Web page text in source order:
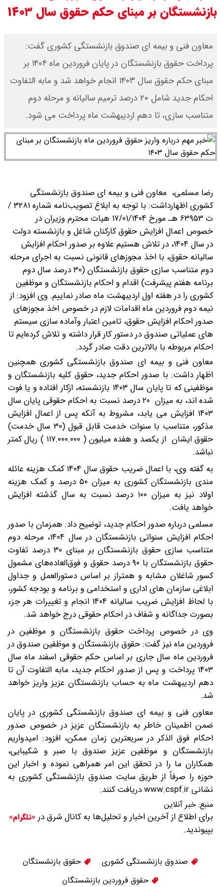
سی ان ان گزارش داد : ترامپ ۲ سنگر
سنتی جمهوری‌خواهان را از دست می
دهد؟
بنزین برای دولت چقدر تمام می شود؟
درصد افزایش می دهند
بازنشستگان بر مبنای حکم حقوق سال ۱۴۰۳
معاون فنی و بیمه ای صندوق بازنشستگی کشوری گفت:
پرداخت حقوق بازنشستگان در پایان فروردین ماه ۱۴۰۴ بر
مبنای حکم حقوق سال ۱۴۰۳ انجام خواهد شد و مابه التفاوت
احکام جدید شامل ۲۰ درصد ترمیم سالیانه و مرحله دوم
متناسب سازی، تا دهم اردیبهشت ماه پرداخت می شود.
رضا مسلمی، معاون فنی و بیمه ای صندوق بازنشستگی
کشوری اظهارداشت: با توجه به ابلاغ تصویب‌نامه شماره ۳۲۸۱ /
ت ۶۳۹۵۳ هـ مورخ ۱۷/۰۱/۱۴۰۴ هیات محترم وزیران در
خصوص اعمال افزایش حقوق کارکنان شاغل و بازنشسته دولت
در سال ۱۴۰۴، در تلاش هستیم علاوه بر صدور احکام افزایش
سالیانه حقوق، با اخذ مجوزهای قانونی نسبت به اجرای مرحله
دوم متناسب سازی حقوق بازنشستگان (۳۰ درصد سال دوم
برنامه هفتم پیشرفت) اقدام و احکام بازنشستگان و موظفین
کشوری را در هفته اول اردیبهشت ماه صادر نماییم. وی افزود: از
نیمه دوم فروردین ماه اقدامات لازم در خصوص اخذ مجوزهای
صدور احکام افزایش حقوق، تامین اعتبار وآماده سازی سیستم
های عملیاتی صندوق در دستور کار قرار داشته و تلاش کرده‌ایم تا
احکام مربوطه با بالاترین دقت صادر گردد.
معاون فنی و بیمه ای صندوق بازنشستگی کشوری همچنین
اظهار داشت: با صدور احکام جدید، حقوق کلیه بازنشستگان و
موظفینی که تا پایان سال ۱۴۰۳ بازنشسته، ازکار افتاده و یا فوت
شده اند، به میزان ۲۰ درصد نسبت به احکام حقوقی پایان سال
۱۴۰۳ افزایش می یابد، مشروط به آنکه پس از اعمال افزایش
مذکور، متناسب با سنوات خدمت قابل قبول (۳۰ سال خدمت)
حقوق ایشان از یکصد و هفده میلیون ( ۱۱۷.۰۰۰.۰۰۰ ) ریال کمتر
نباشد.
به گفته وی، با اعمال ضریب حقوق سال ۱۴۰۴ کمک هزینه عائله
مندی بازنشستگان کشوری به میزان ۵۰ درصد و کمک هزینه
اولاد نیز به میزان ۱۰۰ درصد نسبت به سال گذشته افزایش
خواهد یافت.
مسلمی درباره صدور احکام جدید، توضیح داد: همزمان با صدور
احکام افزایش سنواتی بازنشستگان در سال ۱۴۰۴، مرحله دوم
متناسب سازی حقوق بازنشستگان بر مبنای ۳۰ درصد تفاوت
حقوق بازنشستگان با ۹۰ درصد حقوق و فوق‌العاده‌های مشمول
کسور شاغلان مشابه و همتراز بر اساس دستورالعمل و جداول
ابلاغی سازمان های اداری و استخدامی و برنامه و بودجه کشور،
با لحاظ افزایش ضریب سالیانه ۱۴۰۴ انجام و تغییرات هر جزء
بصورت جداگانه و شفاف در احکام حقوقی درج خواهد شد.
وی در خصوص پرداخت حقوق بازنشستگان و موظفین در
فروردین ماه نیز گفت: حقوق بازنشستگان و موظفین صندوق در
فروردین ماه سال جاری بر اساس حکم حقوقی اسفند ماه سال
۱۴۰۳ پرداخت و پس از صدور احکام جدید، مابه التفاوت آن تا
دهم اردیبهشت ماه به حساب بازنشستگان عزیز واریز خواهد
شد.
معاون فنی و بیمه ای صندوق بازنشستگی کشوری در پایان
ضمن اطمینان خاطر به بازنشستگان عزیز در خصوص صدور
احکام فوق الذکر در سریعترین زمان ممکن، افزود: امیدواریم
بازنشستگان و موظفین عزیز صندوق با صبر و شکیبایی،
همکاران ما را در تحقق این امر همراهی نموده و اخبار این
حوزه را صرفاً از طریق سایت صندوق بازنشستگی کشوری به
نشانی www.cspf.ir دریافت کنند.
منبع: خبر آنلاین
برای اطلاع از آخرین اخبار و تحلیل‌ها به کانال شرق در «تلگرام»
بپیوندید.
صندوق بازنشستگی کشوری
حقوق بازنشستگان
حقوق فروردین بازنشستگان